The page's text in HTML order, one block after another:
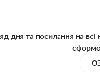
дня та посилання на всі